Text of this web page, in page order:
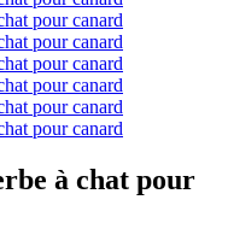
à chat pour